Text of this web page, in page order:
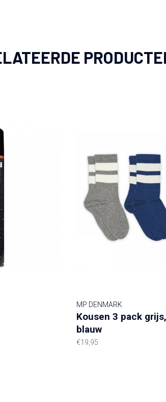
MP DENMARK
Kousen 3 pack
blauw
€19,95